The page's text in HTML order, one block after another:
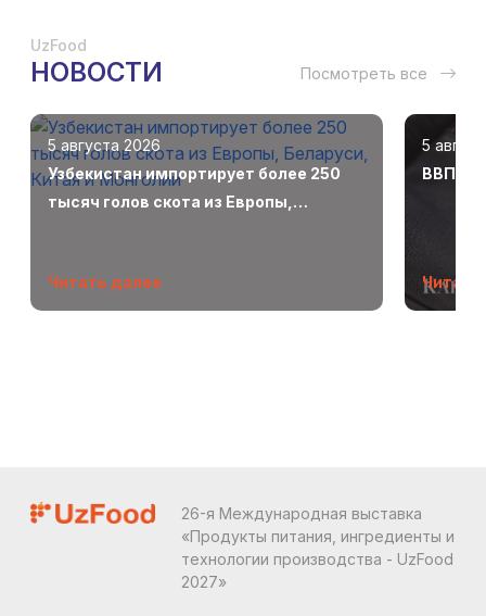
UzFood
НОВОСТИ Посмотреть все
5 августа 2026
Узбекистан импортирует более 250
тысяч голов скота из Европы,
Читать далее
5
ВВП
Читать
26-я Международная выставка
«Продукты питания, ингредиенты и
технологии производства - UzFood
2027»